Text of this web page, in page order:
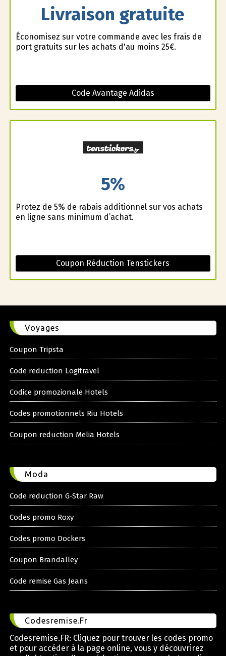
Livraison gratuite
Économisez sur votre commande avec les frais de
port gratuits sur les achats d'au moins 25€.
Code Avantage Adidas
5%
Profitez de 5% de rabais additionnel sur vos achats
en ligne sans minimum d’achat.
Coupon Réduction Tenstickers
Voyages
Coupon Tripsta
Code reduction Logitravel
Codice promozionale Hotels
Codes promotionnels Riu Hotels
Coupon reduction Melia Hotels
Moda
Code reduction G-Star Raw
Codes promo Roxy
Codes promo Dockers
Coupon Brandalley
Code remise Gas Jeans
Codesremise.Fr
Codesremise.FR: Cliquez pour trouver les codes promo
et pour accéder à la page online, vous y découvrirez